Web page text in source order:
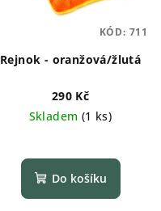
Rejnok - oranžová/žlutá
290 Kč
Skladem (1 ks)
Do košíku
KÓD: 711